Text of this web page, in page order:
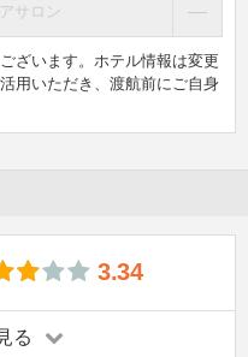
サロン ―
ざいます。ホテル情報は変更
用いただき、渡航前にご自身
3.34
る